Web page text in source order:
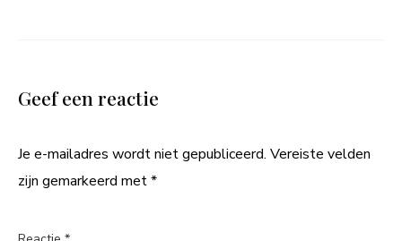
Geef een reactie
Je e-mailadres wordt niet gepubliceerd. Vereiste velden
zijn gemarkeerd met*